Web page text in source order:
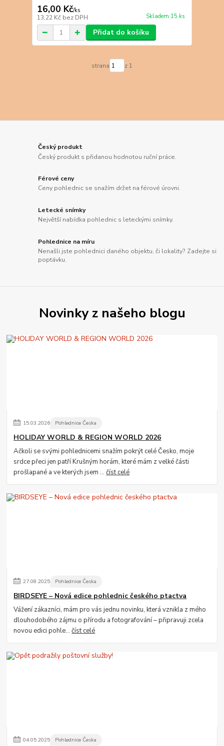
16,00 Kč/ks
13,22 Kč bez DPH Skladem 15 ks
Přidat do košíku
strana z 1
Český produkt
Český produkt s přidanou hodnotou ruční práce.
Férové ceny
Ceny pohlednic se snažím držet na férové úrovni.
Letecké snímky
Největší nabídka pohlednic s leteckými snímky.
Pohlednice na míru
Nenašli jste pohlednici daného objektu, či lokality? Zadejte si
poptávku.
Novinky z našeho blogu
15.03.2026 Pohlednice Česka
HOLIDAY WORLD & REGION WORLD 2026
Ačkoli se svými pohlednicemi snažím pokrýt celé Česko, moje
srdce přeci jen patří Krušným horám, které mám z velké části
prošlapané a ve kterých jsem ...číst celé
27.08.2025 Pohlednice Česka
BIRDSEYE – Nová edice pohlednic českého ptactva
Vážení zákazníci, mám pro vás jednu novinku, která vznikla z mého
dlouhodobého zájmu o přírodu a fotografování – připravuji zcela
novou edici pohle...číst celé
04.05.2025 Pohlednice Česka